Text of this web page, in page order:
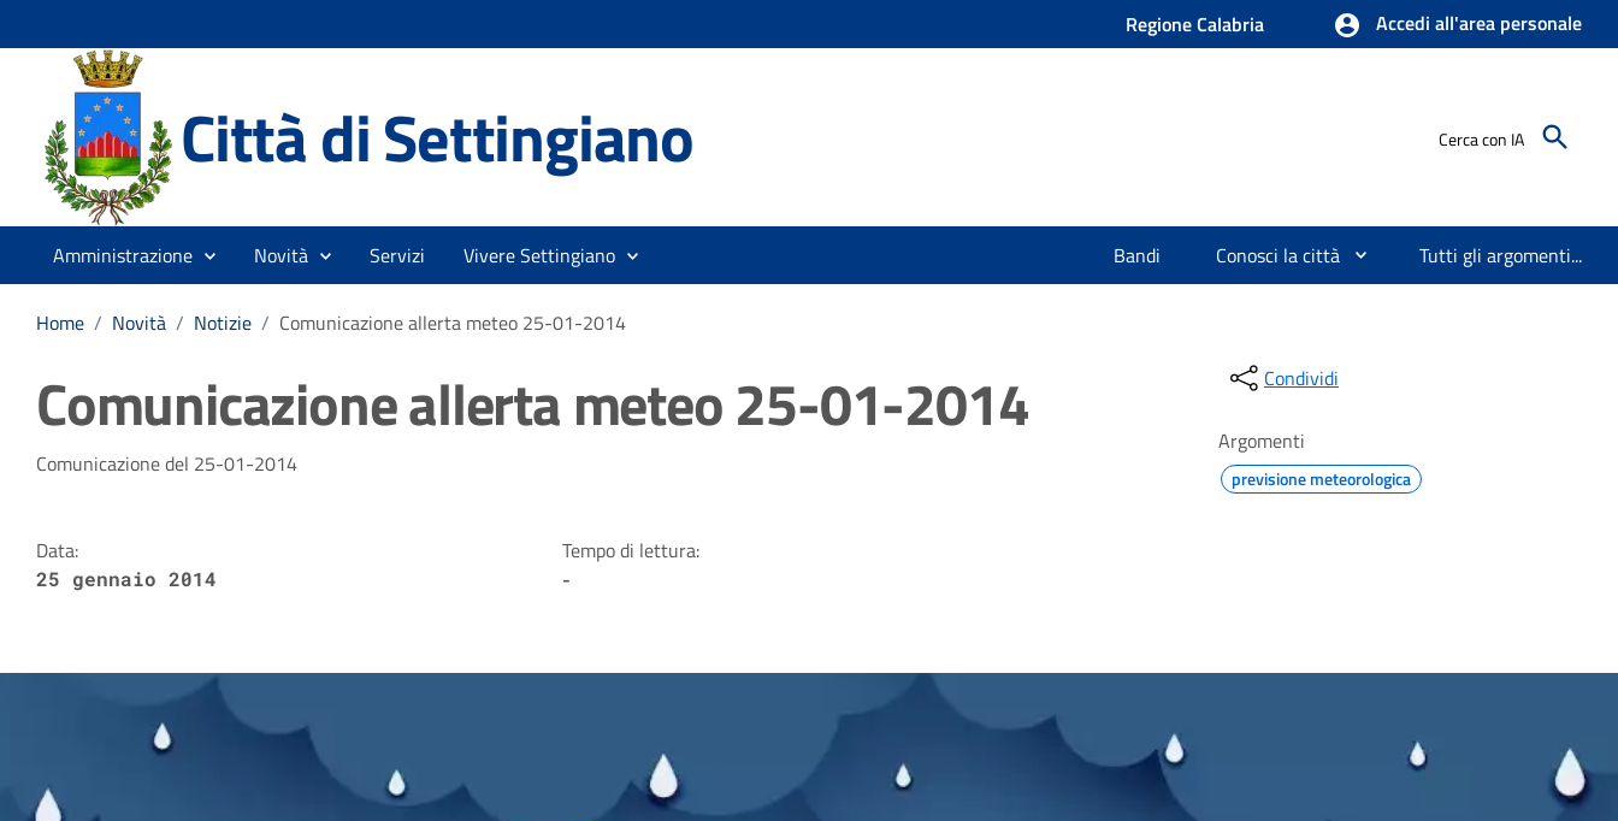
Regione Calabria Accedi all'area personale
Città di Settingiano Cerca con IA
Amministrazione Novità Servizi Vivere Settingiano Bandi Conosci la città Tutti gli argomenti...
Home / Novità / Notizie / Comunicazione allerta meteo 25-01-2014
Comunicazione allerta meteo 25-01-2014
Dettagli della notizia
Comunicazione del 25-01-2014
Data:
25 gennaio 2014
Tempo di lettura:
-
Condividi
Argomenti
previsione meteorologica